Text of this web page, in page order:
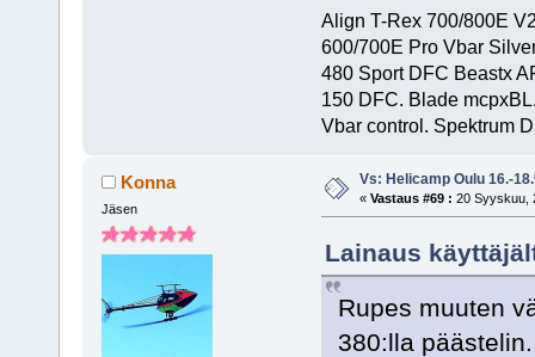
Align T-Rex 700/800E
600/700E Pro Vbar
480 Sport DFC Beastx
150 DFC. Blade
Vbar control. Spektrum
Konna
Jäsen
Vs: Helicamp Oulu 16.-
« Vastaus #69 : 20 Syyskuu,
Lainaus
Rupes muuten
380:lla